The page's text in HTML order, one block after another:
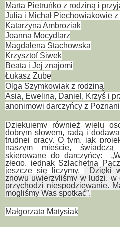
Marta Pietruńko z rodziną i
Julia i Michał Piechowiakowie
Katarzyna Ambroziak
Joanna Mocydlarz
Magdalena Stachowska
Krzysztof Siwek
Beata i Jej znajomi
Łukasz Zube
Olga Szymkowiak z rodziną
Asia, Ewelina, Daniel, Krzyś i
anonimowi darczyńcy z
Dziękujemy również wielu
dobrym słowem, radą i
trudnej pracy. O tym, jak
naszym mieście,
skierowane do darczyńcy:
złego, jednak Szlachetna
jeszcze się liczymy.
Dzięki
znowu uwierzyliśmy w ludzi, w
przychodzi niespodziewanie.
mogliśmy Was spotkać”.
Małgorzata Matysiak